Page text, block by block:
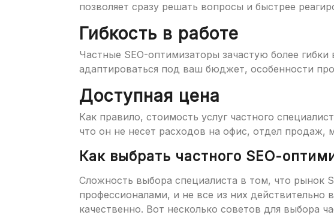
позволяет сразу решать вопросы и быстрее
Гибкость в работе
Частные SEO-оптимизаторы зачастую более
адаптироваться под ваш бюджет, особенности
Доступная цена
Как правило, стоимость услуг частного
что он не несет расходов на офис, отдел продаж,
Как выбрать частного SEO-
Сложность выбора специалиста в том, что рынок
профессионалами, и не все из них действительно
качественно. Вот несколько советов для выбора